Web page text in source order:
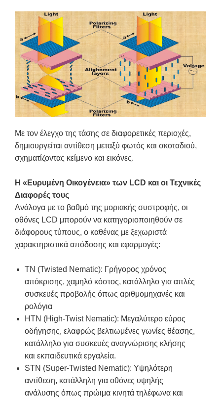
Με τον έλεγχο της τάσης σε διαφορετικές περιοχές,
δημιουργείται αντίθεση μεταξύ φωτός και σκοταδιού,
σχηματίζοντας κείμενο και εικόνες.
Η «Ευρυμένη Οικογένεια» των LCD και οι Τεχνικές
Διαφορές τους
Ανάλογα με το βαθμό της μοριακής συστροφής, οι
οθόνες LCD μπορούν να κατηγοριοποιηθούν σε
διάφορους τύπους, ο καθένας με ξεχωριστά
χαρακτηριστικά απόδοσης και εφαρμογές:
TN (Twisted Nematic): Γρήγορος χρόνος
απόκρισης, χαμηλό κόστος, κατάλληλο για απλές
συσκευές προβολής όπως αριθμομηχανές και
ρολόγια
HTN (High-Twist Nematic): Μεγαλύτερο εύρος
οδήγησης, ελαφρώς βελτιωμένες γωνίες θέασης,
κατάλληλο για συσκευές αναγνώρισης κλήσης
και εκπαιδευτικά εργαλεία.
STN (Super-Twisted Nematic): Υψηλότερη
αντίθεση, κατάλληλη για οθόνες υψηλής
ανάλυσης όπως πρώιμα κινητά τηλέφωνα και